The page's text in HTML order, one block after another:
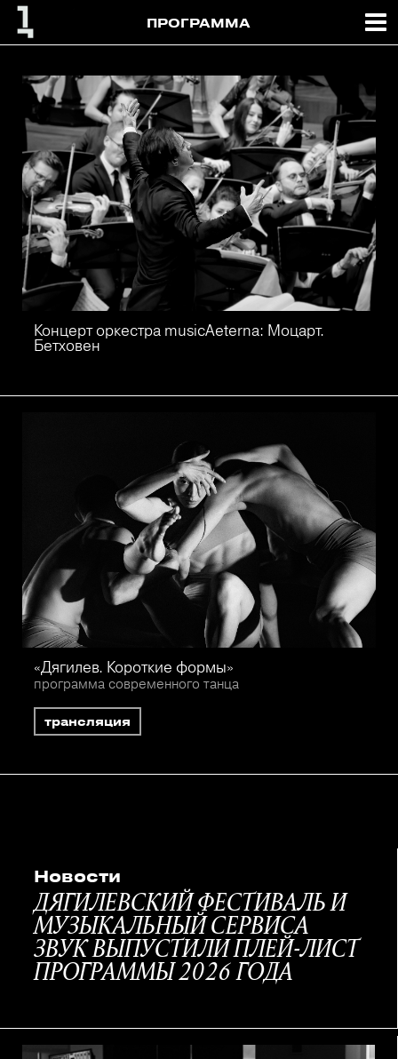
ПРОГРАММА
Концерт оркестра musicAeterna: Моцарт.
Бетховен
«Дягилев. Короткие формы»
программа современного танца
трансляция
Новости
ДЯГИЛЕВСКИЙ ФЕСТИВАЛЬ И
МУЗЫКАЛЬНЫЙ СЕРВИСА
ЗВУК ВЫПУСТИЛИ ПЛЕЙ-ЛИСТ
ПРОГРАММЫ 2026 ГОДА